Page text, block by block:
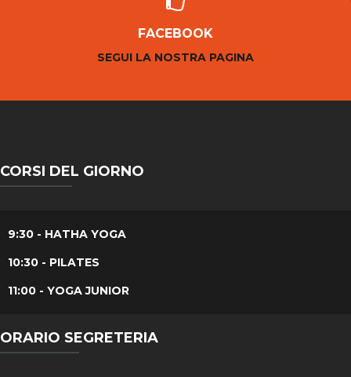
FACEBOOK
SEGUI LA NOSTRA PAGINA
CORSI DEL GIORNO
9:30 - HATHA YOGA
10:30 - PILATES
11:00 - YOGA JUNIOR
ORARIO SEGRETERIA